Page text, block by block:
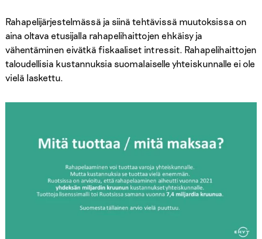
Rahapelijärjestelmässä ja siinä tehtävissä muutoksissa on
aina oltava etusijalla rahapelihaittojen ehkäisy ja
vähentäminen eivätkä fiskaaliset intressit. Rahapelihaittojen
taloudellisia kustannuksia suomalaiselle yhteiskunnalle ei ole
vielä laskettu.